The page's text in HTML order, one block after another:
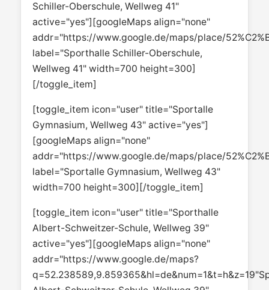
Schiller-Oberschule, Wellweg 41"
active="yes"][googleMaps align="none"
addr="https://www.google.de/maps/place/
label="Sporthalle Schiller-Oberschule,
Wellweg 41" width=700 height=300]
[/toggle_item]
[toggle_item icon="user" title="Sportalle
Gymnasium, Wellweg 43" active="yes"]
[googleMaps align="none"
addr="https://www.google.de/maps/place/
label="Sportalle Gymnasium, Wellweg 43"
width=700 height=300][/toggle_item]
[toggle_item icon="user" title="Sporthalle
Albert-Schweitzer-Schule, Wellweg 39"
active="yes"][googleMaps align="none"
addr="https://www.google.de/maps?